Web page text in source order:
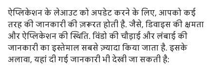
ऐप्लिकेशन के लेआउट को अपडेट करने के लिए, आपको कई
तरह की जानकारी की ज़रूरत होती है. जैसे, डिवाइस की क्षमता
और ऐप्लिकेशन की स्थिति. विंडो की चौड़ाई और लंबाई की
जानकारी का इस्तेमाल सबसे ज़्यादा किया जाता है. इसके
अलावा, यहां दी गई जानकारी भी देखी जा सकती है: